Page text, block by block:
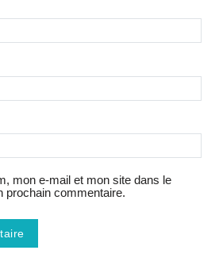
mon e-mail et mon site dans le
prochain commentaire.